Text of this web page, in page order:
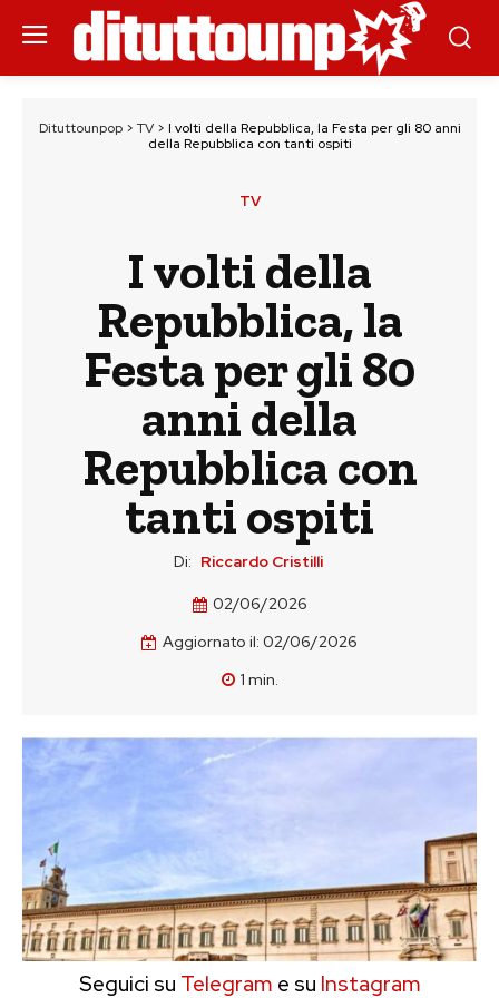
Dituttounpop> TV> I volti della Repubblica, la Festa per gli 80 anni
della Repubblica con tanti ospiti
TV
I volti della
Repubblica, la
Festa per gli 80
anni della
Repubblica con
tanti ospiti
Di: Riccardo Cristilli
02/06/2026
Aggiornato il: 02/06/2026
1 min.
Seguici su Telegram e su Instagram